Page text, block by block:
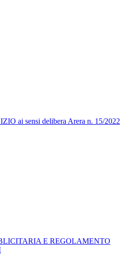
ai sensi delibera Arera n. 15/2022
E REGOLAMENTO